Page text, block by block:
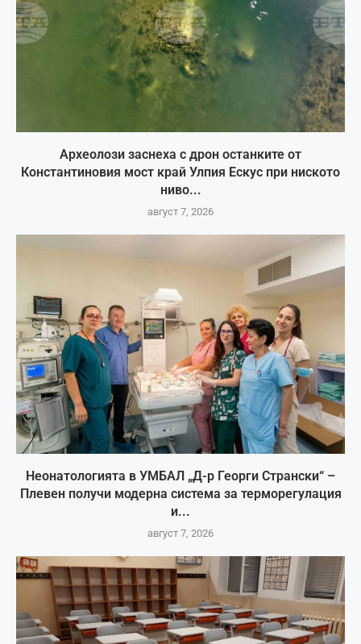
Археолози заснеха с дрон останките от
Константиновия мост край Улпия Ескус при ниското
ниво...
август 7, 2026
Неонатологията в УМБАЛ „Д-р Георги Странски“ –
Плевен получи модерна система за терморегулация
и...
август 7, 2026